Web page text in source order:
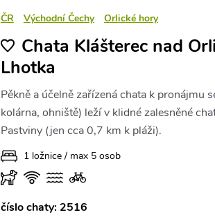
ČR Východní Čechy Orlické hory
Chata Klášterec nad
Lhotka
Pěkně a účelně zařízená chata k pronájmu
kolárna, ohniště) leží v klidné zalesněné
Pastviny (jen cca 0,7 km k pláži).
1 ložnice / max 5 osob
číslo chaty: 2516